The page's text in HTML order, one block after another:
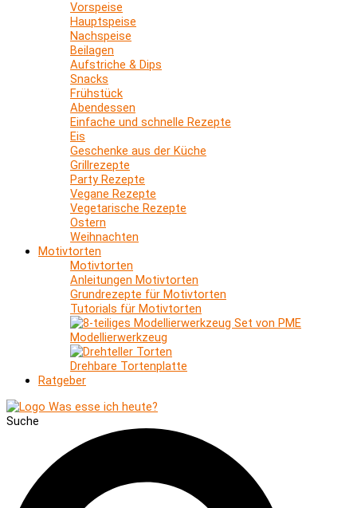
Vorspeise
Hauptspeise
Nachspeise
Beilagen
Aufstriche & Dips
Snacks
Frühstück
Abendessen
Einfache und schnelle Rezepte
Eis
Geschenke aus der Küche
Grillrezepte
Party Rezepte
Vegane Rezepte
Vegetarische Rezepte
Ostern
Weihnachten
Motivtorten
Motivtorten
Anleitungen Motivtorten
Grundrezepte für Motivtorten
Tutorials für Motivtorten
Modellierwerkzeug
Drehbare Tortenplatte
Ratgeber
Suche